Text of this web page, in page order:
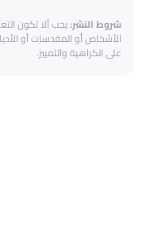
شروط النشر:يجب ألا تكون
الأشخاص أو المقدسات أو
على الكراهية والتمييز.